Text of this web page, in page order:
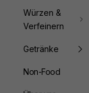
Würzen &
Verfeinern
Getränke
Non-Food